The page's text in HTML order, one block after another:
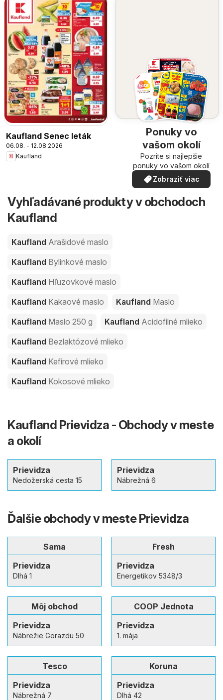
Kaufland Senec leták
06.08. - 12.08.2026
Kaufland
Ponuky vo
vašom okolí
Pozrite si najlepšie
ponuky vo vašom okolí
Zobraziť viac
Vyhľadávané produkty v obchodoch
Kaufland
Kaufland Arašidové maslo
Kaufland Bylinkové maslo
Kaufland Hľuzovkové maslo
Kaufland Kakaové maslo Kaufland Maslo
Kaufland Maslo 250 g Kaufland Acidofilné mlieko
Kaufland Bezlaktózové mlieko
Kaufland Kefírové mlieko
Kaufland Kokosové mlieko
Kaufland Prievidza - Obchody v meste
a okolí
Prievidza
Nedožerská cesta 15
Prievidza
Nábrežná 6
Ďalšie obchody v meste Prievidza
Sama
Prievidza
Dlhá 1
Fresh
Prievidza
Energetikov 5348/3
Môj obchod
Prievidza
Nábrežie Gorazdu 50
COOP Jednota
Prievidza
1. mája
Tesco
Prievidza
Nábrežná 7
Koruna
Prievidza
Dlhá 42